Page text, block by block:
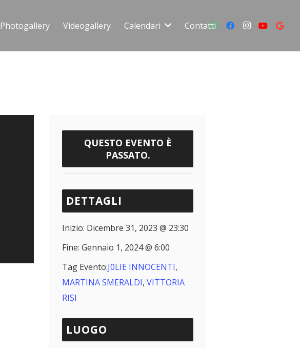
Photogallery Videogallery Calendari Contatti
QUESTO EVENTO È
PASSATO.
DETTAGLI
Inizio: Dicembre 31, 2023 @ 23:30
Fine: Gennaio 1, 2024 @ 6:00
Tag Evento:J0LIE INNOCENTI,
MARTINA SMERALDI, VITTORIA
RISI
LUOGO